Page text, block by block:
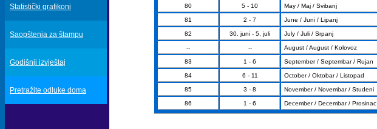
Statistički grafikoni
Saopštenja za štampu
Godišnji izvještaj
Pretražite odluke doma
80 5 - 10 May / Maj / Svibanj
81 2 - 7 June / Juni / Lipanj
82 30. juni - 5. juli July / Juli / Srpanj
-- -- August / August / Kolovoz
83 1 - 6 September / Septembar / Rujan
84 6 - 11 October / Oktobar / Listopad
85 3 - 8 November / Novembar / Studeni
86 1 - 6 December / Decembar / Prosinac